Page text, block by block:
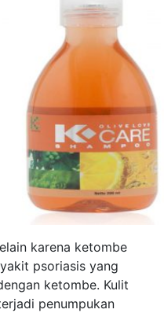
karena ketombe
psoriasis yang
ketombe. Kulit
penumpukan